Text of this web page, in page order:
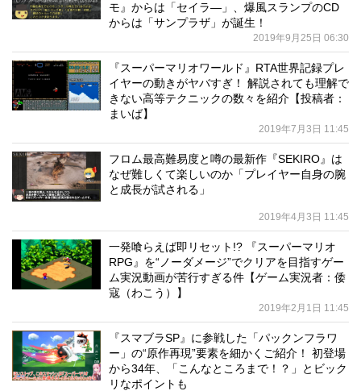
モ』からは「セイラ―」、爆風スランプのCD
からは「サンプラザ」が誕生！
2019年9月25日 06:30
『スーパーマリオワールド』RTA世界記録プレ
イヤーの動きがヤバすぎ！ 解説されても理解で
きない高等テクニックの数々を紹介【投稿者：
まいば】
2019年7月3日 11:45
フロム最高難易度と噂の最新作『SEKIRO』は
なぜ難しくて楽しいのか「プレイヤー自身の腕
と成長が試される」
2019年4月3日 11:45
一発喰らえば即リセット!? 『スーパーマリオ
RPG』を“ノーダメージ”でクリアを目指すゲー
ム実況動画が苦行すぎる件【ゲーム実況者：倭
寇（わこう）】
2019年2月1日 11:45
『スマブラSP』に参戦した「パックンフラワ
ー」の“原作再現”要素を細かくご紹介！ 初登場
から34年、「こんなところまで！？」とビック
リなポイントも